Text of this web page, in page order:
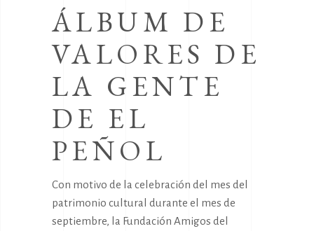
ÁLBUM DE
VALORES DE
LA GENTE
DE EL
PEÑOL
Con motivo de la celebración del mes del
patrimonio cultural durante el mes de
septiembre, la Fundación Amigos del